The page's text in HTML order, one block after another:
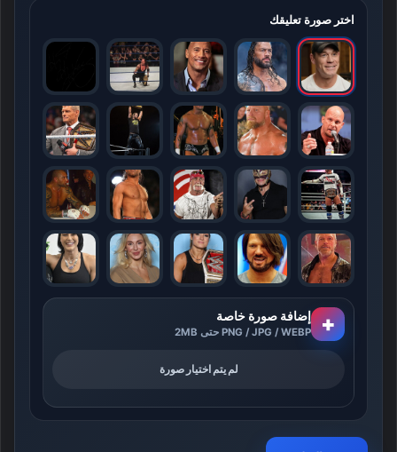
اختر صورة تعليقك
+ إضافة صورة خاصة
PNG / JPG / WEBP حتى 2MB
لم يتم اختيار صورة